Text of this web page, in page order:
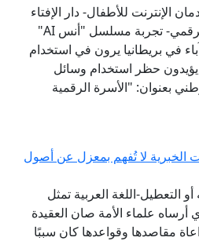
الإنترنت للأطفال- دار الإفتاء
سبقت إلى تبني نموذج "الفتوى الرقمية الوقائية" لحماية النشء في العصر الرقمي- تجربة مسلسل "أنس AI"
في بريطانيا يرون في استخدام
(79%) من الآباء في الغرب يؤيدون حظر استخدام وسائل
برنامجوطني بعنوان: "الأسرة الرقمية
الخبرية لا تُفهم بمعزل عن أصول
اللغة العربية تمثل
أرساه علماء الأمة صان العقيدة
مقاصدها وقواعدها كان سببًا